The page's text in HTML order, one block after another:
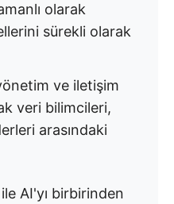
olarak
sürekli olarak
ve iletişim
veri bilimcileri,
arasındaki
AI'yı birbirinden